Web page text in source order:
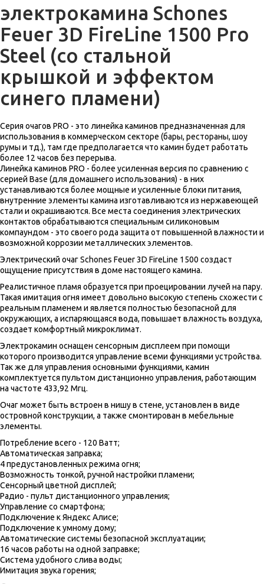
электрокамина Schones
Feuer 3D FireLine 1500 Pro
Steel (со стальной
крышкой и эффектом
синего пламени)
Серия очагов PRO - это линейка каминов предназначенная для
использования в коммерческом секторе (бары, рестораны, шоу
румы и тд.), там где предполагается что камин будет работать
более 12 часов без перерыва.
Линейка каминов PRO - более усиленная версия по сравнению с
серией Base (для домашнего использования) - в них
устанавливаются более мощные и усиленные блоки питания,
внутренние элементы камина изготавливаются из нержавеющей
стали и окрашиваются. Все места соединения электрических
контактов обрабатываются специальным силиконовым
компаундом - это своего рода защита от повышенной влажности и
возможной коррозии металлических элементов.
Электрический очаг Schones Feuer 3D FireLine 1500 создаст
ощущение присутствия в доме настоящего камина.
Реалистичное пламя образуется при проецировании лучей на пару.
Такая имитация огня имеет довольно высокую степень схожести с
реальным пламенем и является полностью безопасной для
окружающих, а испаряющаяся вода, повышает влажность воздуха,
создает комфортный микроклимат.
Электрокамин оснащен сенсорным дисплеем при помощи
которого производится управление всеми функциями устройства.
Так же для управления основными функциями, камин
комплектуется пультом дистанционно управления, работающим
на частоте 433,92 Мгц.
Очаг может быть встроен в нишу в стене, установлен в виде
островной конструкции, а также смонтирован в мебельные
элементы.
Потребление всего - 120 Ватт;
Автоматическая заправка;
4 предустановленных режима огня;
Возможность тонкой, ручной настройки пламени;
Сенсорный цветной дисплей;
Радио - пульт дистанционного управления;
Управление со смартфона;
Подключение к Яндекс Алисе;
Подключение к умному дому;
Автоматические системы безопасной эксплуатации;
16 часов работы на одной заправке;
Система удобного слива воды;
Имитация звука горения;